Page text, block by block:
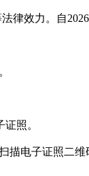
律效力。自2026
照。
描电子证照二维